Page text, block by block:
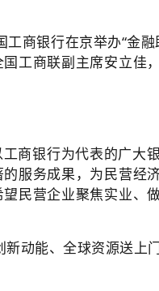
商银行在京举办“金
工商联副主席安立佳
商银行为代表的广大
服务成果，为民营经
民营企业聚焦实业、
动能、全球资源送上